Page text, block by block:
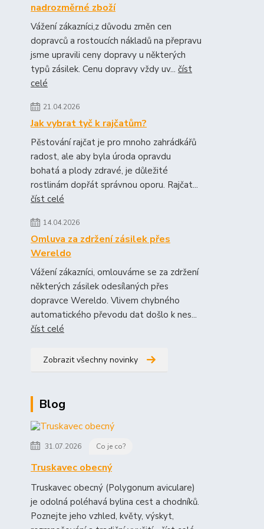
nadrozměrné zboží
Vážení zákazníci,z důvodu změn cen
dopravců a rostoucích nákladů na přepravu
jsme upravili ceny dopravy u některých
typů zásilek. Cenu dopravy vždy uv... číst
celé
21.04.2026
Jak vybrat tyč k rajčatům?
Pěstování rajčat je pro mnoho zahrádkářů
radost, ale aby byla úroda opravdu
bohatá a plody zdravé, je důležité
rostlinám dopřát správnou oporu. Rajčat...
číst celé
14.04.2026
Omluva za zdržení zásilek přes
Wereldo
Vážení zákazníci, omlouváme se za zdržení
některých zásilek odesílaných přes
dopravce Wereldo. Vlivem chybného
automatického převodu dat došlo k nes...
číst celé
Zobrazit všechny novinky
Blog
31.07.2026 Co je co?
Truskavec obecný
Truskavec obecný (Polygonum aviculare)
je odolná poléhavá bylina cest a chodníků.
Poznejte jeho vzhled, květy, výskyt,